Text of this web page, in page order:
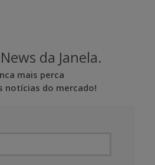
da Janela.
mais perca
notícias do mercado!